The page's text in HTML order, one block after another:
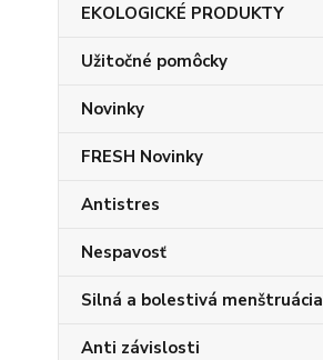
EKOLOGICKÉ PRODUKTY
Užitočné pomôcky
Novinky
FRESH Novinky
Antistres
Nespavosť
Silná a bolestivá menštruácia
Anti závislosti